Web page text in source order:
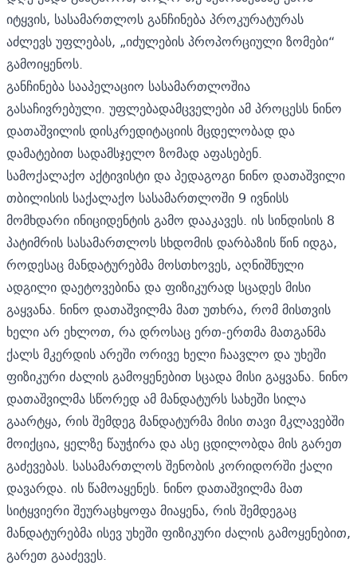
იტყვის, სასამართლოს განჩინება პროკურატურას
აძლევს უფლებას, „იძულების პროპორციული ზომები“
გამოიყენოს.
განჩინება სააპელაციო სასამართლოშია
გასაჩივრებული. უფლებადამცველები ამ პროცესს ნინო
დათაშვილის დისკრედიტაციის მცდელობად და
დამატებით სადამსჯელო ზომად აფასებენ.
სამოქალაქო აქტივისტი და პედაგოგი ნინო დათაშვილი
თბილისის საქალაქო სასამართლოში 9 ივნისს
მომხდარი ინიციდენტის გამო დააკავეს. ის სინდისის 8
პატიმრის სასამართლოს სხდომის დარბაზის წინ იდგა,
როდესაც მანდატურებმა მოსთხოვეს, აღნიშნული
ადგილი დაეტოვებინა და ფიზიკურად სცადეს მისი
გაყვანა. ნინო დათაშვილმა მათ უთხრა, რომ მისთვის
ხელი არ ეხლოთ, რა დროსაც ერთ-ერთმა მათგანმა
ქალს მკერდის არეში ორივე ხელი ჩაავლო და უხეში
ფიზიკური ძალის გამოყენებით სცადა მისი გაყვანა. ნინო
დათაშვილმა სწორედ ამ მანდატურს სახეში სილა
გაარტყა, რის შემდეგ მანდატურმა მისი თავი მკლავებში
მოიქცია, ყელზე წაუჭირა და ასე ცდილობდა მის გარეთ
გაძევებას. სასამართლოს შენობის კორიდორში ქალი
დავარდა. ის წამოაყენეს. ნინო დათაშვილმა მათ
სიტყვიერი შეურაცხყოფა მიაყენა, რის შემდეგაც
მანდატურებმა ისევ უხეში ფიზიკური ძალის გამოყენებით,
გარეთ გააძევეს.